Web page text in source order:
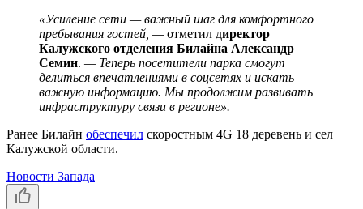
«Усиление сети — важный шаг для комфортного
пребывания гостей, —отметил директор
Калужского отделения Билайна Александр
Семин. — Теперь посетители парка смогут
делиться впечатлениями в соцсетях и искать
важную информацию. Мы продолжим развивать
инфраструктуру связи в регионе».
Ранее Билайн обеспечил скоростным 4G 18 деревень и сел
Калужской области.
Новости Запада